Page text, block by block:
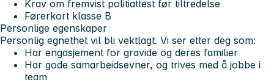
Krav om fremvist politiattest før tiltredelse
Førerkort klasse B
Personlige egenskaper
Personlig egnethet vil bli vektlagt. Vi ser etter deg som:
Har engasjement for gravide og deres familier
Har gode samarbeidsevner, og trives med å jobbe i
team